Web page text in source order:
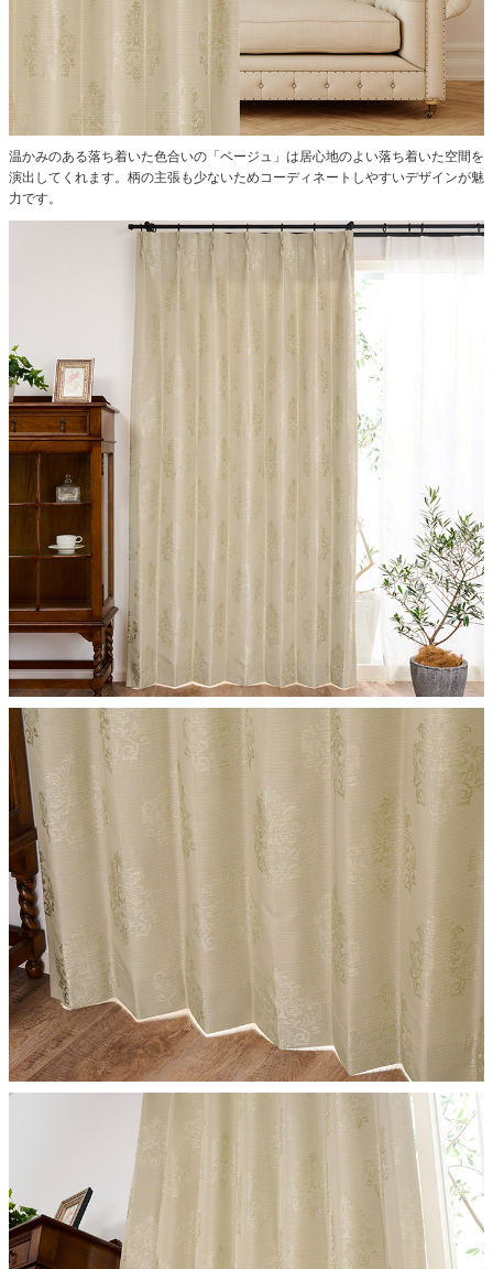
温かみのある落ち着いた色合いの「ベージュ」は居心地のよい落ち着いた空間を
演出してくれます。柄の主張も少ないためコーディネートしやすいデザインが魅
力です。